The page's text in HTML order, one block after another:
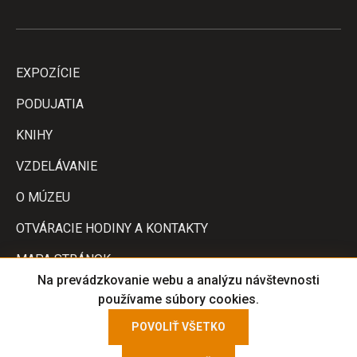
EXPOZÍCIE
PODUJATIA
KNIHY
VZDELÁVANIE
O MÚZEU
OTVÁRACIE HODINY A KONTAKTY
MAPA STRÁNOK
VERZIE PRE TLAČ
Na prevádzkovanie webu a analýzu návštevnosti
používame súbory cookies.
POVOLIŤ VŠETKO